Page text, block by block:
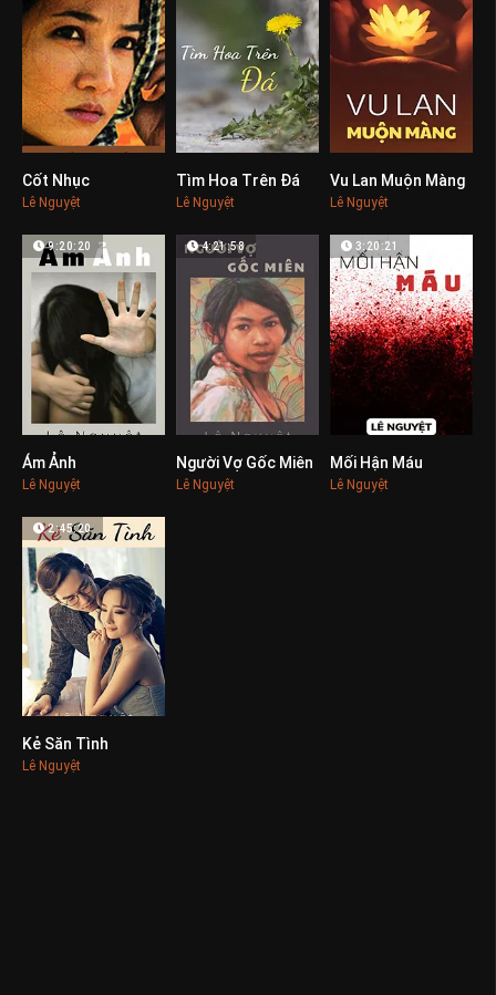
Cốt Nhục
Lê Nguyệt
Tìm Hoa Trên Đá
Lê Nguyệt
0
Vu Lan Muộn Màng
Lê Nguyệt
9:20:20
Ám Ảnh
Lê Nguyệt
0
4:21:58
Người Vợ Gốc Miên
Lê Nguyệt
3:20:21
Mối Hận Máu
Lê Nguyệt
2:45:20
Kẻ Săn Tình
Lê Nguyệt